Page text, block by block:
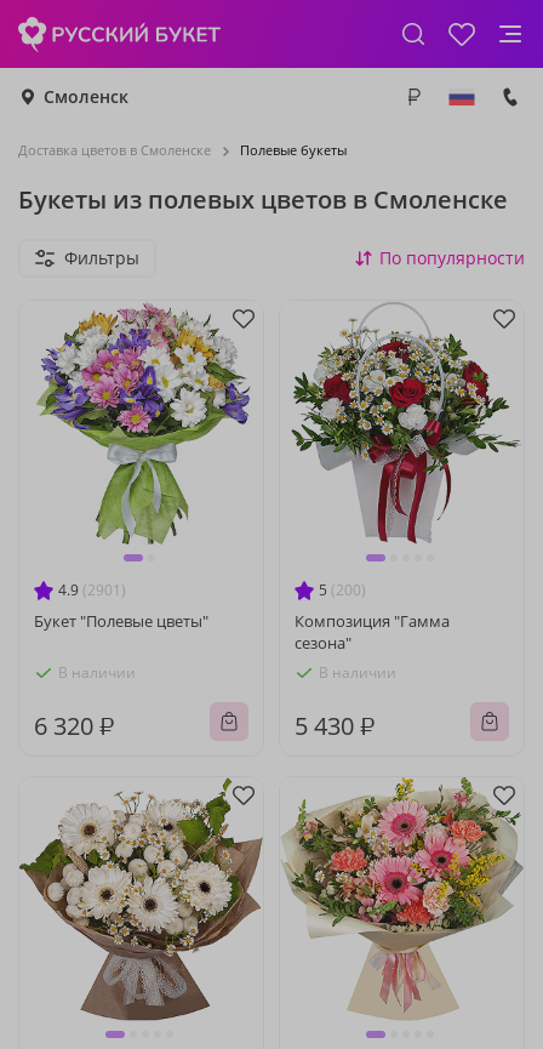
Смоленск
Доставка цветов в Смоленске Полевые букеты
Букеты из полевых цветов в Смоленске
Фильтры По популярности
4.9 (2901)
Букет "Полевые цветы"
В наличии
6 320 ₽
5 (200)
Композиция "Гамма
сезона"
В наличии
5 430 ₽